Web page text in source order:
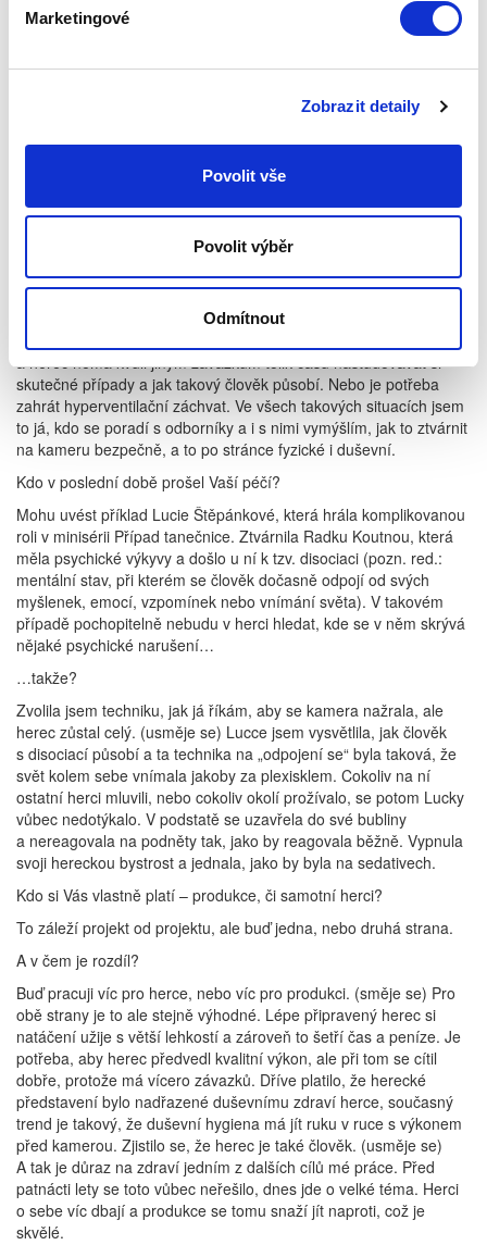
Marketingové
Zobrazit detaily
Povolit vše
Povolit výběr
Odmítnout
zvedne ramena, stáhne svaly v obličej, případně dlouho nemrká,
a to nastaví tělo na pláč. Zároveň to aktivuje tělesné stavy
neprozrazuje své triky. (usměje se) Součástí mé práce je také
Spíše bych řekla profesionální trenérka, v tom je to podobné jako
romantické a komediální žánry, pohádky, nebo vedu dětské
herce, ale většinou pracuji u komplikovanějších rolí.
a herec nemá kvůli jiným závazkům tolik času nastudovávat si
skutečné případy a jak takový člověk působí. Nebo je potřeba
zahrát hyperventilační záchvat. Ve všech takových situacích jsem
to já, kdo se poradí s odborníky a i s nimi vymýšlím, jak to ztvárnit
na kameru bezpečně, a to po stránce fyzické i duševní.
Kdo v poslední době prošel Vaší péčí?
Mohu uvést příklad Lucie Štěpánkové, která hrála komplikovanou
roli v minisérii Případ tanečnice. Ztvárnila Radku Koutnou, která
měla psychické výkyvy a došlo u ní k tzv. disociaci (pozn. red.:
mentální stav, při kterém se člověk dočasně odpojí od svých
myšlenek, emocí, vzpomínek nebo vnímání světa). V takovém
případě pochopitelně nebudu v herci hledat, kde se v něm skrývá
nějaké psychické narušení…
…takže?
Zvolila jsem techniku, jak já říkám, aby se kamera nažrala, ale
herec zůstal celý. (usměje se) Lucce jsem vysvětlila, jak člověk
s disociací působí a ta technika na „odpojení se“ byla taková, že
svět kolem sebe vnímala jakoby za plexisklem. Cokoliv na ní
ostatní herci mluvili, nebo cokoliv okolí prožívalo, se potom Lucky
vůbec nedotýkalo. V podstatě se uzavřela do své bubliny
a nereagovala na podněty tak, jako by reagovala běžně. Vypnula
svoji hereckou bystrost a jednala, jako by byla na sedativech.
Kdo si Vás vlastně platí – produkce, či samotní herci?
To záleží projekt od projektu, ale buď jedna, nebo druhá strana.
A v čem je rozdíl?
Buď pracuji víc pro herce, nebo víc pro produkci. (směje se) Pro
obě strany je to ale stejně výhodné. Lépe připravený herec si
natáčení užije s větší lehkostí a zároveň to šetří čas a peníze. Je
potřeba, aby herec předvedl kvalitní výkon, ale při tom se cítil
dobře, protože má vícero závazků. Dříve platilo, že herecké
představení bylo nadřazené duševnímu zdraví herce, současný
trend je takový, že duševní hygiena má jít ruku v ruce s výkonem
před kamerou. Zjistilo se, že herec je také člověk. (usměje se)
A tak je důraz na zdraví jedním z dalších cílů mé práce. Před
patnácti lety se toto vůbec neřešilo, dnes jde o velké téma. Herci
o sebe víc dbají a produkce se tomu snaží jít naproti, což je
skvělé.